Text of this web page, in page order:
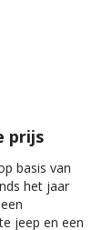
prijs
basis van
het jaar
jeep en een